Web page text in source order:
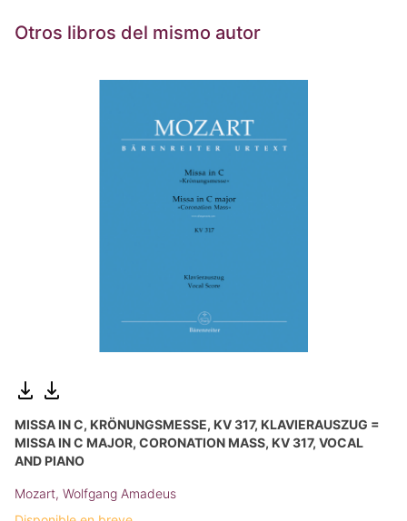
Otros libros del mismo autor
MISSA IN C, KRÖNUNGSMESSE, KV 317, KLAVIERAUSZUG =
MISSA IN C MAJOR, CORONATION MASS, KV 317, VOCAL
AND PIANO
Mozart, Wolfgang Amadeus